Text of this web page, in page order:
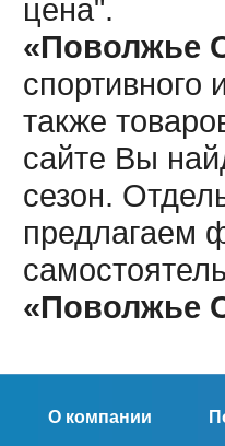
цена".
«Поволжье
спортивного
также
сайте Вы
сезон.
предлагаем
«Поволжье
О компании